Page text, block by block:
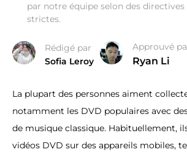
par notre équipe selon des
strictes.
Rédigé par
Sofia Leroy
Approuvé
Ryan Li
La plupart des personnes aiment
notamment les DVD populaires avec
de musique classique. Habituellement,
vidéos DVD sur des appareils mobiles,